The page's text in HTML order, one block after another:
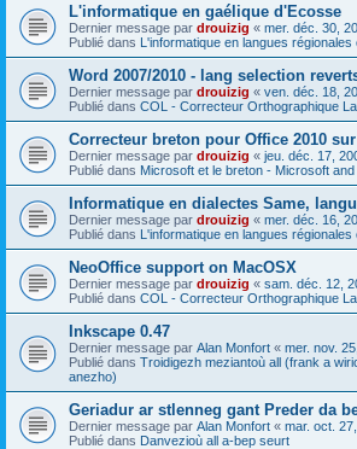
L'informatique en gaélique d'Ecosse
Dernier message par drouizig « mer. déc. 30,
Publié dans L'informatique en langues régionales
Word 2007/2010 - lang selection
Dernier message par drouizig « ven. déc. 18,
Publié dans COL - Correcteur Orthographique
Correcteur breton pour Office 2010
Dernier message par drouizig « jeu. déc. 17,
Publié dans Microsoft et le breton - Microsoft
Informatique en dialectes Same,
Dernier message par drouizig « mer. déc. 16,
Publié dans L'informatique en langues régionales
NeoOffice support on MacOSX
Dernier message par drouizig « sam. déc. 12,
Publié dans COL - Correcteur Orthographique
Inkscape 0.47
Dernier message par Alan Monfort « mer. nov.
Publié dans Troidigezh meziantoù all (frank a
anezho)
Geriadur ar stlenneg gant Preder da
Dernier message par Alan Monfort « mar. oct.
Publié dans Danvezioù all a-bep seurt